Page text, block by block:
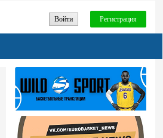
Войти Регистрация